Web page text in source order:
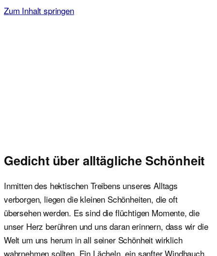
Zum Inhalt springen
Gedicht über alltägliche Schönheit
Inmitten des hektischen Treibens unseres Alltags
verborgen, liegen die kleinen Schönheiten, die oft
übersehen werden. Es sind die flüchtigen Momente, die
unser Herz berühren und uns daran erinnern, dass wir die
Welt um uns herum in all seiner Schönheit wirklich
wahrnehmen sollten. Ein Lächeln, ein sanfter Windhauch,